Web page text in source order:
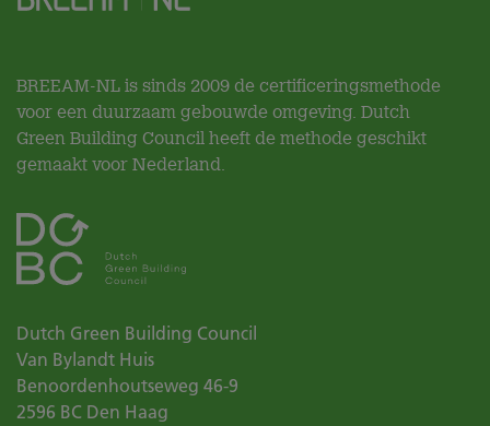
BREEAM-NL is sinds 2009 de certificeringsmethode
voor een duurzaam gebouwde omgeving. Dutch
Green Building Council heeft de methode geschikt
gemaakt voor Nederland.
Dutch Green Building Council
Van Bylandt Huis
Benoordenhoutseweg 46-9
2596 BC Den Haag